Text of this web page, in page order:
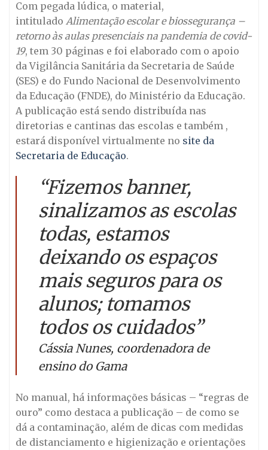
Com pegada lúdica, o material,
intitulado Alimentação escolar e biossegurança –
retorno às aulas presenciais na pandemia de covid-
19, tem 30 páginas e foi elaborado com o apoio
da Vigilância Sanitária da Secretaria de Saúde
(SES) e do Fundo Nacional de Desenvolvimento
da Educação (FNDE), do Ministério da Educação.
A publicação está sendo distribuída nas
diretorias e cantinas das escolas e também ,
estará disponível virtualmente no site da
Secretaria de Educação.
“Fizemos banner,
sinalizamos as escolas
todas, estamos
deixando os espaços
mais seguros para os
alunos; tomamos
todos os cuidados”
Cássia Nunes, coordenadora de
ensino do Gama
No manual, há informações básicas – “regras de
ouro” como destaca a publicação – de como se
dá a contaminação, além de dicas com medidas
de distanciamento e higienização e orientações